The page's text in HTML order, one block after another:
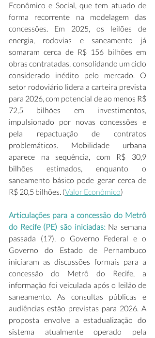
Econômico e Social, que tem atuado de
forma recorrente na modelagem das
concessões. Em 2025, os leilões de
energia, rodovias e saneamento já
somaram cerca de R$ 156 bilhões em
obras contratadas, consolidando um ciclo
considerado inédito pelo mercado. O
setor rodoviário lidera a carteira prevista
para 2026, com potencial de ao menos R$
72,5 bilhões em investimentos,
impulsionado por novas concessões e
pela repactuação de contratos
problemáticos. Mobilidade urbana
aparece na sequência, com R$ 30,9
bilhões estimados, enquanto o
saneamento básico pode gerar cerca de
R$ 20,5 bilhões. (Valor Econômico)
Articulações para a concessão do Metrô
do Recife (PE) são iniciadas: Na semana
passada (17), o Governo Federal e o
Governo do Estado de Pernambuco
iniciaram as discussões formais para a
concessão do Metrô do Recife, a
informação foi veiculada após o leilão de
saneamento. As consultas públicas e
audiências estão previstas para 2026. A
proposta envolve a estadualização do
sistema atualmente operado pela